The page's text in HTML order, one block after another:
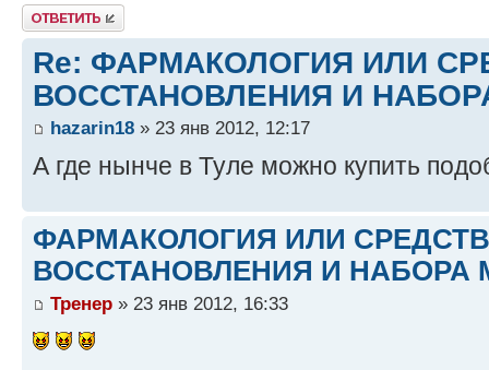
Ответить
Re: ФАРМАКОЛОГИЯ ИЛИ
ВОССТАНОВЛЕНИЯ И
hazarin18 » 23 янв 2012, 12:17
А где нынче в Туле можно купить
ФАРМАКОЛОГИЯ ИЛИ
ВОССТАНОВЛЕНИЯ И НАБОРА
Тренер » 23 янв 2012, 16:33